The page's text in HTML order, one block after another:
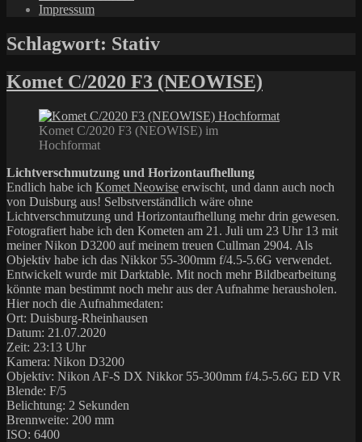
Impressum
Schlagwort: Stativ
Komet C/2020 F3 (NEOWISE)
Komet C/2020 F3 (NEOWISE) im
Hochformat
Lichtverschmutzung und Horizontaufhellung
Endlich habe ich Komet Neowise erwischt, und dann auch noch
von Duisburg aus! Selbstverständlich wäre ohne
Lichtverschmutzung und Horizontaufhellung mehr drin gewesen.
Fotografiert habe ich den Kometen am 21. Juli um 23 Uhr 13 mit
meiner Nikon D3200 auf meinem treuen Cullman 2904. Als
Objektiv habe ich das Nikkor 55-300mm f/4.5-5.6G verwendet.
Entwickelt wurde mit Darktable. Mit noch mehr Bildbearbeitung
könnte man bestimmt noch mehr aus der Aufnahme herausholen.
Hier noch die Aufnahmedaten:
Ort: Duisburg-Rheinhausen
Datum: 21.07.2020
Zeit: 23:13 Uhr
Kamera: Nikon D3200
Objektiv: Nikon AF-S DX Nikkor 55-300mm f/4.5-5.6G ED VR
Blende: F/5
Belichtung: 2 Sekunden
Brennweite: 200 mm
ISO: 6400